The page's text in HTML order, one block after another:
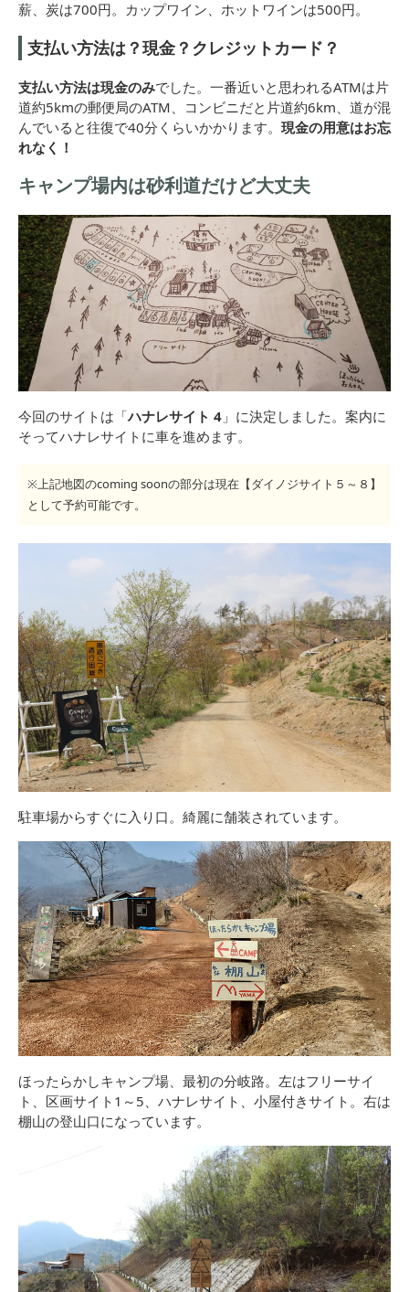
薪、炭は700円。カップワイン、ホットワインは500円。
支払い方法は？現金？クレジットカード？
支払い方法は現金のみでした。一番近いと思われるATMは片
道約5kmの郵便局のATM、コンビニだと片道約6km、道が混
んでいると往復で40分くらいかかります。 現金の用意はお忘
れなく！
キャンプ場内は砂利道だけど大丈夫
今回のサイトは「ハナレサイト 4 」に決定しました。案内に
そってハナレサイトに車を進めます。
※上記地図のcoming soonの部分は現在【ダイノジサイト５～８】
として予約可能です。
駐車場からすぐに入り口。綺麗に舗装されています。
ほったらかしキャンプ場、最初の分岐路。左はフリーサイ
ト、区画サイト1～5、ハナレサイト、小屋付きサイト。右は
棚山の登山口になっています。